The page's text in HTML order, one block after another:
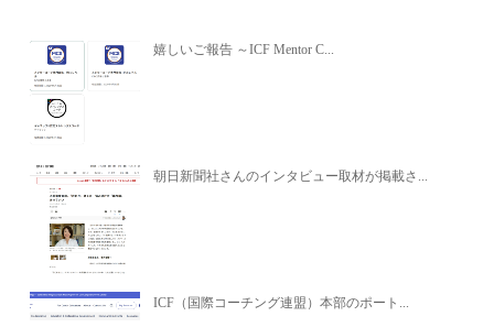
嬉しいご報告 ～ICF Mentor C...
朝日新聞社さんのインタビュー取材が掲載さ...
ICF（国際コーチング連盟）本部のポート...